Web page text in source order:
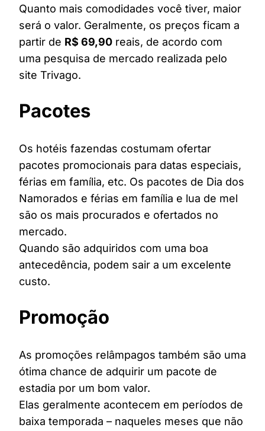
Quanto mais comodidades você tiver, maior
será o valor. Geralmente, os preços ficam a
partir de R$ 69,90 reais, de acordo com
uma pesquisa de mercado realizada pelo
site Trivago.
Pacotes
Os hotéis fazendas costumam ofertar
pacotes promocionais para datas especiais,
férias em família, etc. Os pacotes de Dia dos
Namorados e férias em família e lua de mel
são os mais procurados e ofertados no
mercado.
Quando são adquiridos com uma boa
antecedência, podem sair a um excelente
custo.
Promoção
As promoções relâmpagos também são uma
ótima chance de adquirir um pacote de
estadia por um bom valor.
Elas geralmente acontecem em períodos de
baixa temporada – naqueles meses que não